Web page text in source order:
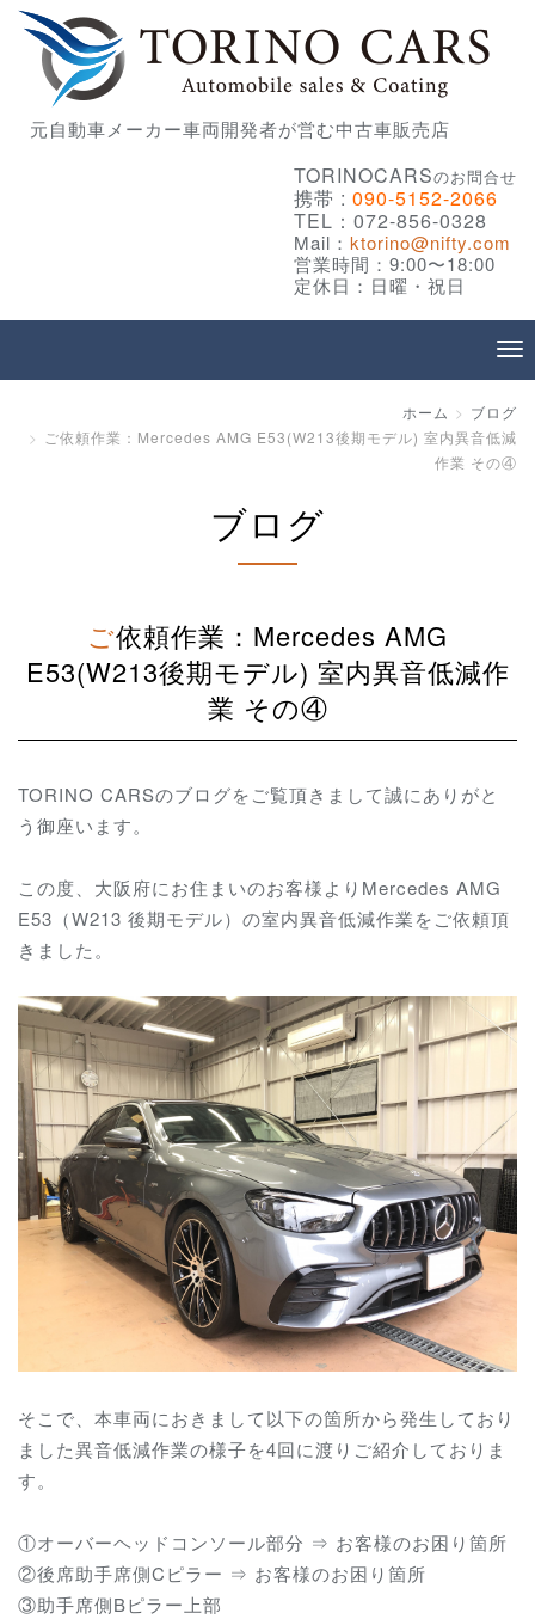
元自動車メーカー車両開発者が営む中古車販売店
TORINOCARSのお問合せ
携帯 : 090-5152-2066
TEL：072-856-0328
Mail： ktorino@nifty.com
営業時間：9:00〜18:00
定休日：日曜・祝日
ホーム
ブログ
ご依頼作業：Mercedes AMG E53(W213後期モデル) 室内異音低減
作業 その④
ブログ
ご依頼作業：Mercedes AMG
E53(W213後期モデル) 室内異音低減作
業 その④
TORINO CARSのブログをご覧頂きまして誠にありがと
う御座います。
この度、大阪府にお住まいのお客様よりMercedes AMG
E53（W213 後期モデル）の室内異音低減作業をご依頼頂
きました。
そこで、本車両におきまして以下の箇所から発生しており
ました異音低減作業の様子を4回に渡りご紹介しておりま
す。
①オーバーヘッドコンソール部分 ⇒ お客様のお困り箇所
②後席助手席側Cピラー ⇒ お客様のお困り箇所
③助手席側Bピラー上部